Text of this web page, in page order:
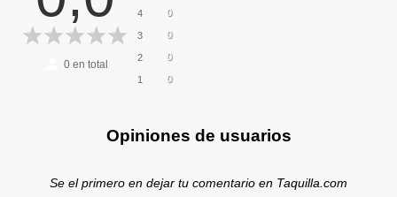
0en total
4 0
3 0
2 0
1 0
Opiniones de usuarios
Se el primero en dejar tu comentario en Taquilla.com